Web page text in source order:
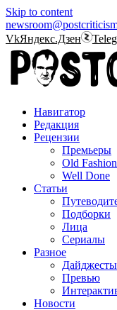
Skip to content
VkЯндекс.Дзен
Навигатор
Редакция
Рецензии
Премьеры
Old
Well Done
Статьи
Подборки
Лица
Сериалы
Разное
Дайджесты
Превью
Новости